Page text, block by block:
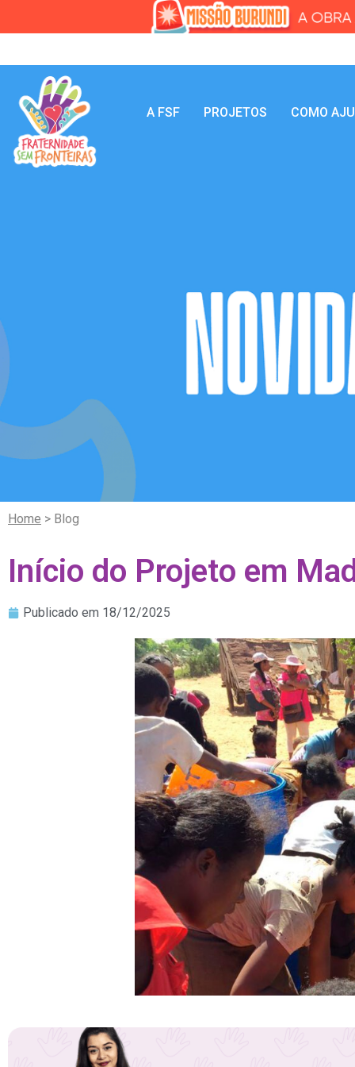
A FSF PROJETOS COMO
Home > Blog
Início do Projeto em
Publicado em 18/12/2025